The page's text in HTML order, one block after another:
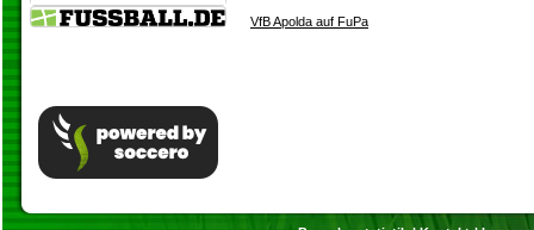
VfB Apolda auf FuPa